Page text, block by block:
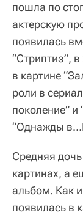
пошла по
актерскую
появилась
“Стриптиз”,
в картине
роли в
поколение”
“Однажды
Средняя дочь
картинах, а
альбом. Как
появилась в